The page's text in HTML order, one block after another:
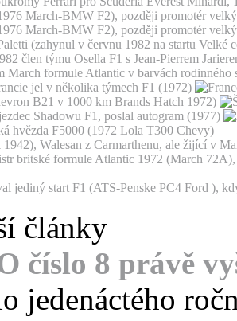
články
číslo 8 právě
jedenáctého